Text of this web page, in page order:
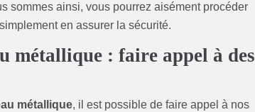
sommes ainsi, vous pourrez aisément procéder
en assurer la sécurité.
métallique : faire appel à des
métallique, il est possible de faire appel à nos